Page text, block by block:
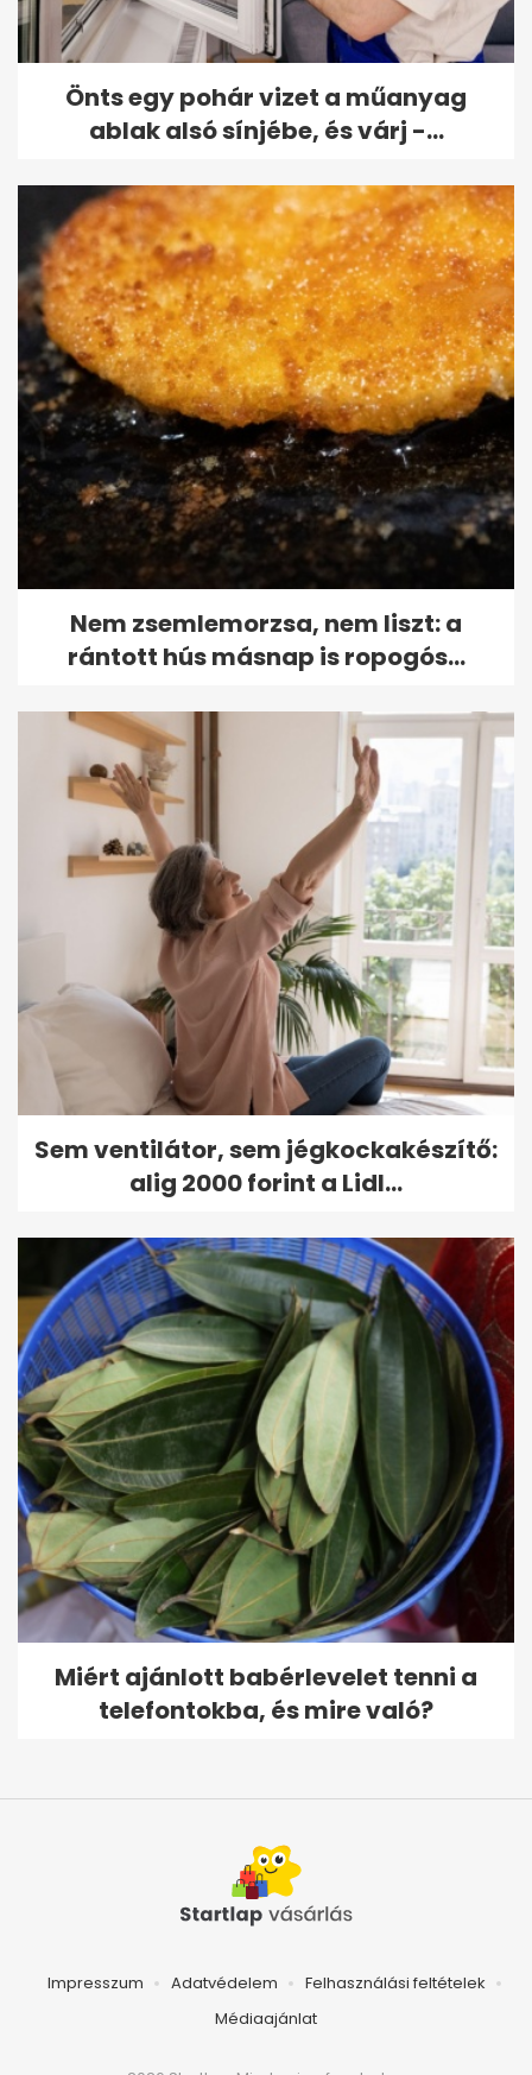
Önts egy pohár vizet a műanyag
ablak alsó sínjébe, és várj -...
Nem zsemlemorzsa, nem liszt: a
rántott hús másnap is ropogós...
Sem ventilátor, sem jégkockakészítő:
alig 2000 forint a Lidl...
Miért ajánlott babérlevelet tenni a
telefontokba, és mire való?
Impresszum Adatvédelem
Felhasználási feltételek
Médiaajánlat